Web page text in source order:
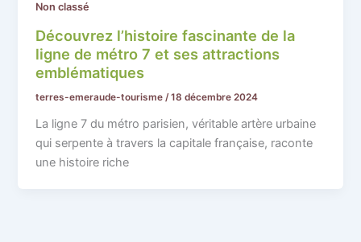
Non classé
Découvrez l’histoire fascinante de la
ligne de métro 7 et ses attractions
emblématiques
terres-emeraude-tourisme /18 décembre 2024
La ligne 7 du métro parisien, véritable artère urbaine
qui serpente à travers la capitale française, raconte
une histoire riche